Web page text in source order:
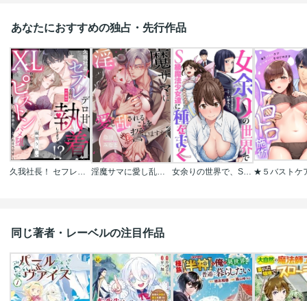
あなたにおすすめの独占・先行作品
淫魔サマに愛し乱されることを誓いますか？【番外編】
同じ著者・レーベルの注目作品